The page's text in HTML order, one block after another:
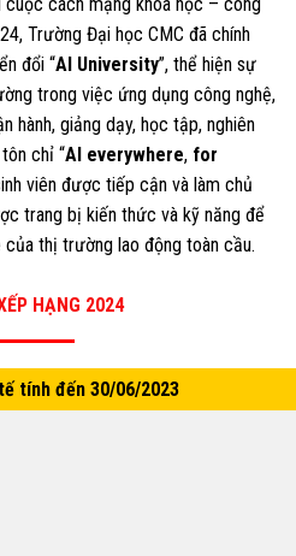
Trường Đại học CMC đã chính
đổi “AI University”, thể hiện sự
trong việc ứng dụng công nghệ,
hành, giảng dạy, học tập, nghiên
chỉ “AI everywhere, for
viên được tiếp cận và làm chủ
trang bị kiến thức và kỹ năng để
thị trường lao động toàn cầu.
HẠNG 2024
tính đến 30/06/2023